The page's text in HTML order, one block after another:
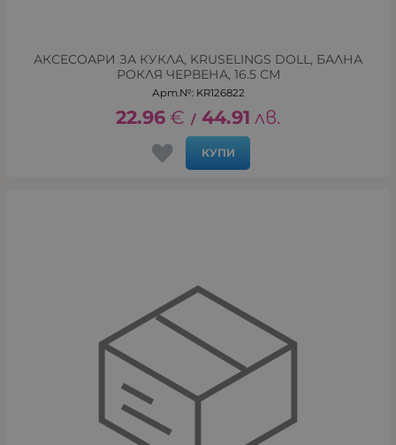
АКСЕСОАРИ ЗА КУКЛА, KRUSELINGS DOLL, БАЛНА
РОКЛЯ ЧЕРВЕНА, 16.5 СМ
Арт.№: KR126822
22.96 € / 44.91 лв.
КУПИ